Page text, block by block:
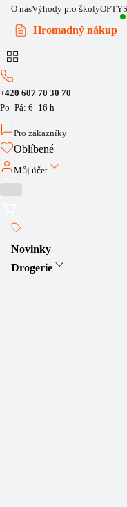
O násVýhody pro školy
Hromadný nákup
+420 607 70 30 70
Po–Pá: 6–16 h
Pro zákazníky
Oblíbené
Můj účet
Novinky
Drogerie